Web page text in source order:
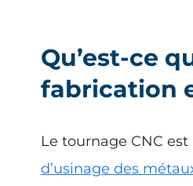
Qu’est-ce
fabrication
Le tournage CNC
d’usinage des